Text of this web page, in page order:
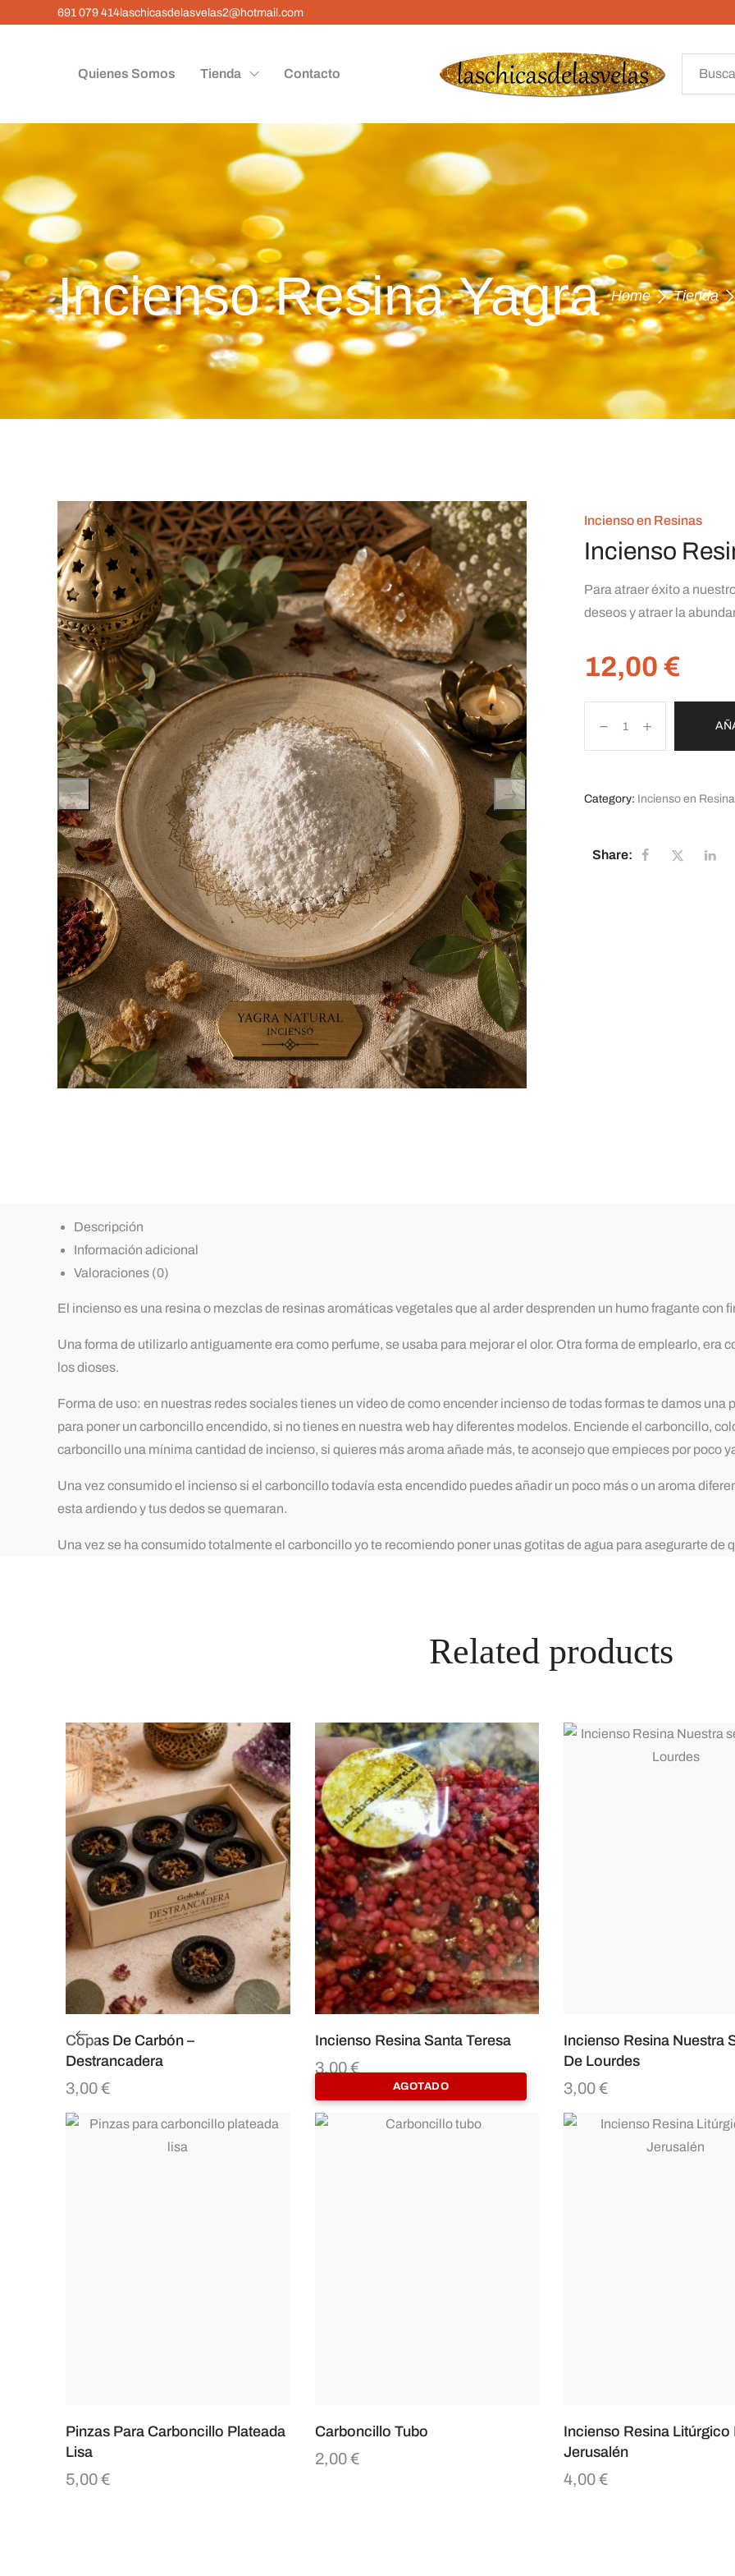
691 079 414laschicasdelasvelas2@hotmail.com
Quienes Somos Tienda Contacto
Incienso Resina Yagra Home Tienda
Incienso en Resinas
Incienso
Para atraer éxito a
deseos y atraer la
12,00 €
Category: Incienso en
Share:
Descripción
Información adicional
Valoraciones (0)
El incienso es una resina o mezclas de resinas aromáticas vegetales que al arder desprenden un humo fragante con
Una forma de utilizarlo antiguamente era como perfume, se usaba para mejorar el olor. Otra forma de emplearlo, era
los dioses.
Forma de uso: en nuestras redes sociales tienes un video de como encender incienso de todas formas te damos
para poner un carboncillo encendido, si no tienes en nuestra web hay diferentes modelos. Enciende el carboncillo,
carboncillo una mínima cantidad de incienso, si quieres más aroma añade más, te aconsejo que empieces por poco
Una vez consumido el incienso si el carboncillo todavía esta encendido puedes añadir un poco más o un aroma
esta ardiendo y tus dedos se quemaran.
Una vez se ha consumido totalmente el carboncillo yo te recomiendo poner unas gotitas de agua para asegurarte de
Related products
Copas De Carbón –
Destrancadera
3,00€ AGOTADO
Incienso Resina Santa Teresa
3,00€
Incienso Resina Nuestra
De Lourdes
3,00€
Pinzas Para Carboncillo Plateada
Lisa
5,00€
Carboncillo Tubo
2,00€
Incienso Resina Litúrgico
Jerusalén
4,00€